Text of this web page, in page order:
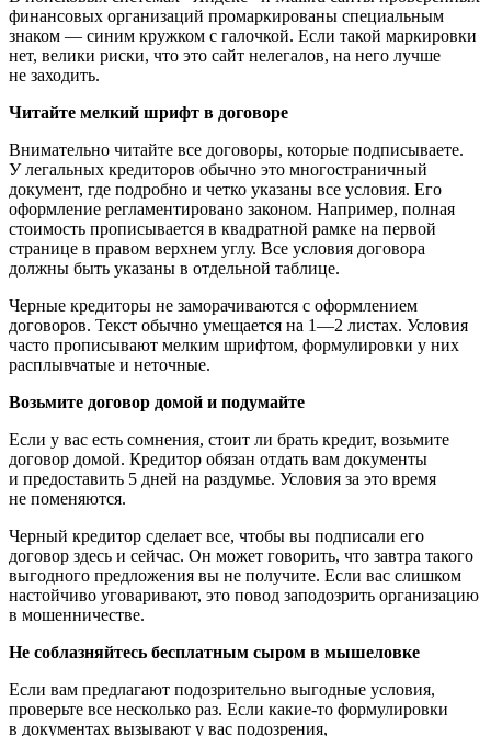
финансовых организаций промаркированы специальным
знаком — синим кружком с галочкой. Если такой маркировки
нет, велики риски, что это сайт нелегалов, на него лучше
не заходить.
Читайте мелкий шрифт в договоре
Внимательно читайте все договоры, которые подписываете.
У легальных кредиторов обычно это многостраничный
документ, где подробно и четко указаны все условия. Его
оформление регламентировано законом. Например, полная
стоимость прописывается в квадратной рамке на первой
странице в правом верхнем углу. Все условия договора
должны быть указаны в отдельной таблице.
Черные кредиторы не заморачиваются с оформлением
договоров. Текст обычно умещается на 1—2 листах. Условия
часто прописывают мелким шрифтом, формулировки у них
расплывчатые и неточные.
Возьмите договор домой и подумайте
Если у вас есть сомнения, стоит ли брать кредит, возьмите
договор домой. Кредитор обязан отдать вам документы
и предоставить 5 дней на раздумье. Условия за это время
не поменяются.
Черный кредитор сделает все, чтобы вы подписали его
договор здесь и сейчас. Он может говорить, что завтра такого
выгодного предложения вы не получите. Если вас слишком
настойчиво уговаривают, это повод заподозрить организацию
в мошенничестве.
Не соблазняйтесь бесплатным сыром в мышеловке
Если вам предлагают подозрительно выгодные условия,
проверьте все несколько раз. Если какие-то формулировки
в документах вызывают у вас подозрения,